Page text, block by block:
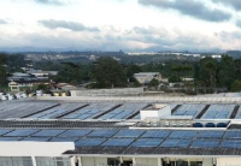
Porém, em tempos de
internacional,
volatilidade de moedas
e ameaças de guerras;
muito, gerando assim,